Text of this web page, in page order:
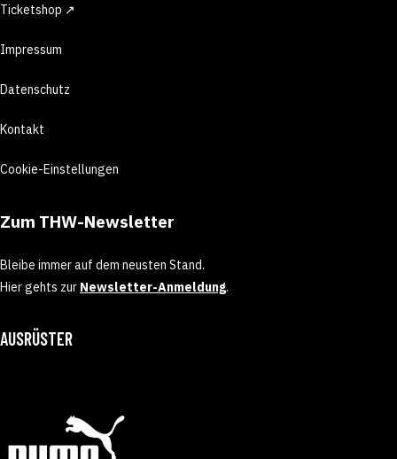
Ticketshop ↗
Impressum
Datenschutz
Kontakt
Cookie-Einstellungen
Zum THW-Newsletter
Bleibe immer auf dem neusten Stand.
Hier gehts zur Newsletter-Anmeldung.
AUSRÜSTER